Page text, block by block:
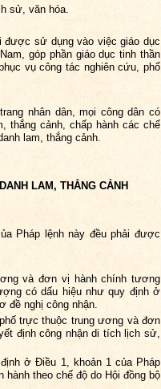
sử, văn hóa.
được sử dụng vào việc giáo dục
góp phần giáo dục tinh thần
vụ công tác nghiên cứu, phổ
nhân dân, mọi công dân có
thắng cảnh, chấp hành các chế
lam, thắng cảnh.
LAM, THẮNG CẢNH
Pháp lệnh này đều phải được
và đơn vị hành chính tương
có dấu hiệu như quy định ở
đề nghị công nhận.
trực thuộc trung ương và đơn
định công nhận di tích lịch sử,
ở Điều 1, khoản 1 của Pháp
theo chế độ do Hội đồng bộ